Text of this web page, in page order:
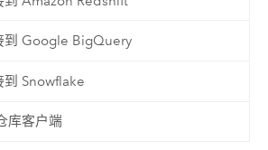
到 Google BigQuery
到 Snowflake
库客户端